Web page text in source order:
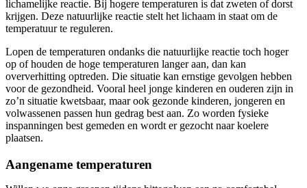
lichamelijke reactie. Bij hogere temperaturen is dat zweten of dorst
krijgen. Deze natuurlijke reactie stelt het lichaam in staat om de
temperatuur te reguleren.
Lopen de temperaturen ondanks die natuurlijke reactie toch hoger
op of houden de hoge temperaturen langer aan, dan kan
oververhitting optreden. Die situatie kan ernstige gevolgen hebben
voor de gezondheid. Vooral heel jonge kinderen en ouderen zijn in
zo’n situatie kwetsbaar, maar ook gezonde kinderen, jongeren en
volwassenen passen hun gedrag best aan. Zo worden fysieke
inspanningen best gemeden en wordt er gezocht naar koelere
plaatsen.
Aangename temperaturen